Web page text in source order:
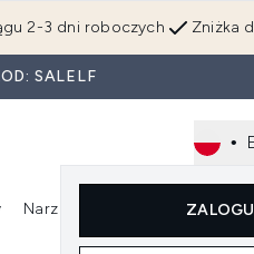
Zniżka
2-3 dni roboczych
SALELF
•
(Nowości)Wejdź do podmenu (Makijaż) Wejdź do podmenu (Włosy)
Narzędzia Dla